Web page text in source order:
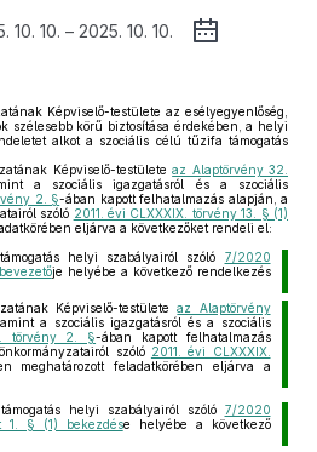
10. – 2025. 10. 10.
Képviselő-testülete az esélyegyenlőség,
szélesebb körű biztosítása érdekében, a helyi
alkot a szociális célú tűzifa támogatás
Képviselő-testületeaz Alaptörvény 32.
a szociális igazgatásról és a szociális
2. §-ában kapott felhatalmazás alapján, a
szóló 2011. évi CLXXXIX. törvény 13. § (1)
eljárva a következőket rendeli el:
helyi szabályairól szóló 7/2020
je helyébe a következő rendelkezés
Képviselő-testületeaz Alaptörvény
a szociális igazgatásról és a szociális
törvény 2. §-ában kapott felhatalmazás
szóló 2011. évi CLXXXIX.
meghatározott feladatkörében eljárva a
helyi szabályairól szóló 7/2020
1. § (1) bekezdése helyébe a következő